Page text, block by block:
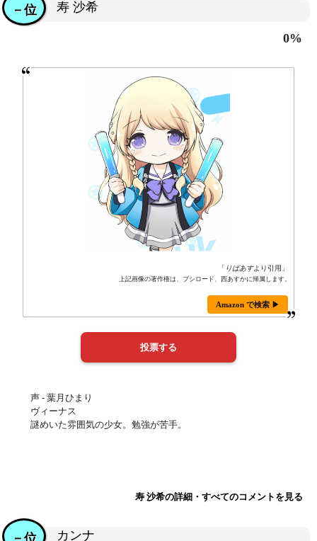
寿 沙希
－位
0%
「 りばあすより引用」
上記画像の著作権は、ブシロード、西あすかに帰属します。
Amazon で検索 ▶
声 - 葉月ひまり
ヴィーナス
謎めいた雰囲気の少女。勉強が苦手。
寿 沙希の詳細・すべてのコメントを見る
カンナ
－位